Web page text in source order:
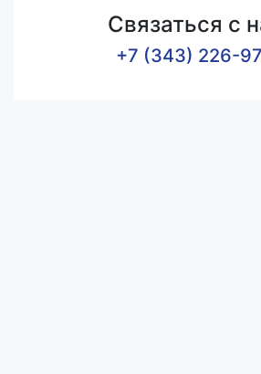
Связаться с
+7 (343) 226-